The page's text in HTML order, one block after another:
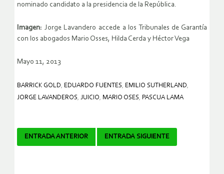
nominado candidato a la presidencia de la República.
Imagen: Jorge Lavandero accede a los Tribunales de Garantía
con los abogados Mario Osses, Hilda Cerda y Héctor Vega
Mayo 11, 2013
BARRICK GOLD, EDUARDO FUENTES, EMILIO SUTHERLAND,
JORGE LAVANDEROS, JUICIO, MARIO OSES, PASCUA LAMA
Navegador
ENTRADA ANTERIOR ENTRADA SIGUIENTE